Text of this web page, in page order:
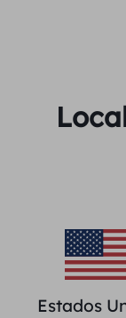
Estados